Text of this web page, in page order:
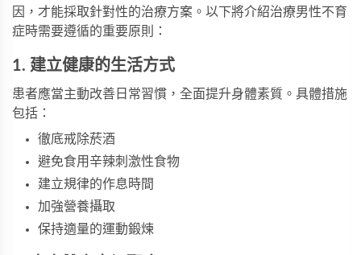
因，才能採取針對性的治療方案。以下將介紹治療男性不育
症時需要遵循的重要原則：
1. 建立健康的生活方式
患者應當主動改善日常習慣，全面提升身體素質。具體措施
包括：
徹底戒除菸酒
避免食用辛辣刺激性食物
建立規律的作息時間
加強營養攝取
保持適量的運動鍛煉